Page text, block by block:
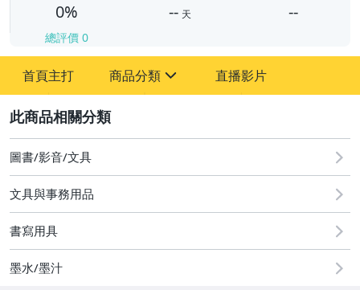
0%
總評價 0
-- 天 --
首頁主打 商品分類
古董、藝術與礦石
手機、配件與通訊
美容保養與彩妝
直播影片
圖書/影音/文具
文具與事務用品
書寫用具
墨水/墨汁